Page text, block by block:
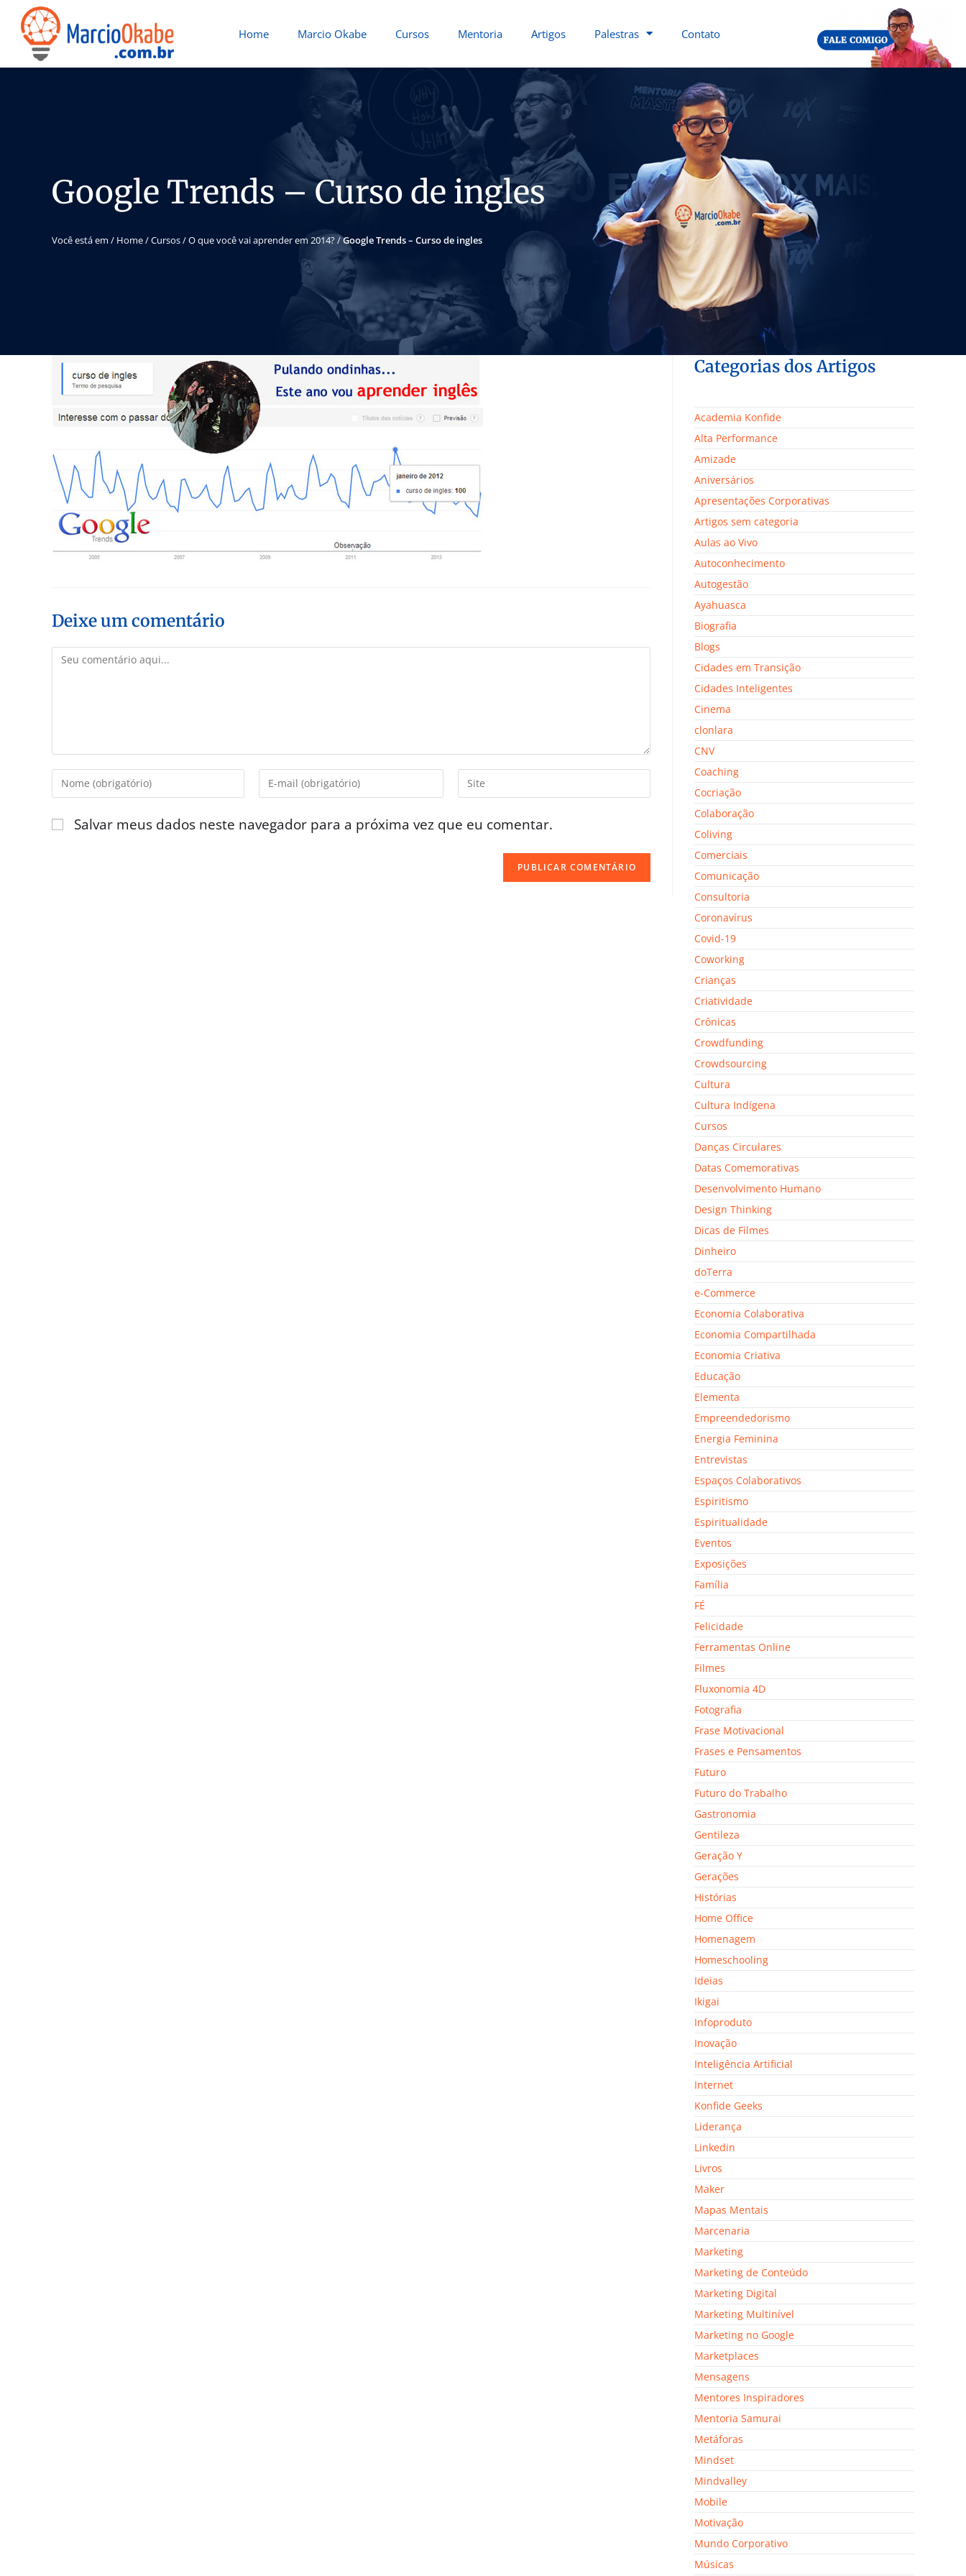
Home Marcio Okabe Cursos Mentoria Artigos Palestras Contato
Google Trends – Curso de ingles
Você está em / Home/Cursos/O que você vai aprender em 2014?/Google Trends – Curso de ingles
Deixe um comentário
Salvar meus dados neste navegador para a próxima vez que eu comentar.
Categorias dos Artigos
Academia Konfide
Alta Performance
Amizade
Aniversários
Apresentações Corporativas
Artigos sem categoria
Aulas ao Vivo
Autoconhecimento
Autogestão
Ayahuasca
Biografia
Blogs
Cidades em Transição
Cidades Inteligentes
Cinema
clonlara
CNV
Coaching
Cocriação
Colaboração
Coliving
Comerciais
Comunicação
Consultoria
Coronavírus
Covid-19
Coworking
Crianças
Criatividade
Crônicas
Crowdfunding
Crowdsourcing
Cultura
Cultura Indígena
Cursos
Danças Circulares
Datas Comemorativas
Desenvolvimento Humano
Design Thinking
Dicas de Filmes
Dinheiro
doTerra
e-Commerce
Economia Colaborativa
Economia Compartilhada
Economia Criativa
Educação
Elementa
Empreendedorismo
Energia Feminina
Entrevistas
Espaços Colaborativos
Espiritismo
Espiritualidade
Eventos
Exposições
Família
FÉ
Felicidade
Ferramentas Online
Filmes
Fluxonomia 4D
Fotografia
Frase Motivacional
Frases e Pensamentos
Futuro
Futuro do Trabalho
Gastronomia
Gentileza
Geração Y
Gerações
Histórias
Home Office
Homenagem
Homeschooling
Ideias
Ikigai
Infoproduto
Inovação
Inteligência Artificial
Internet
Konfide Geeks
Liderança
Linkedin
Livros
Maker
Mapas Mentais
Marcenaria
Marketing
Marketing de Conteúdo
Marketing Digital
Marketing Multinível
Marketing no Google
Marketplaces
Mensagens
Mentores Inspiradores
Mentoria Samurai
Metáforas
Mindset
Mindvalley
Mobile
Motivação
Mundo Corporativo
Músicas